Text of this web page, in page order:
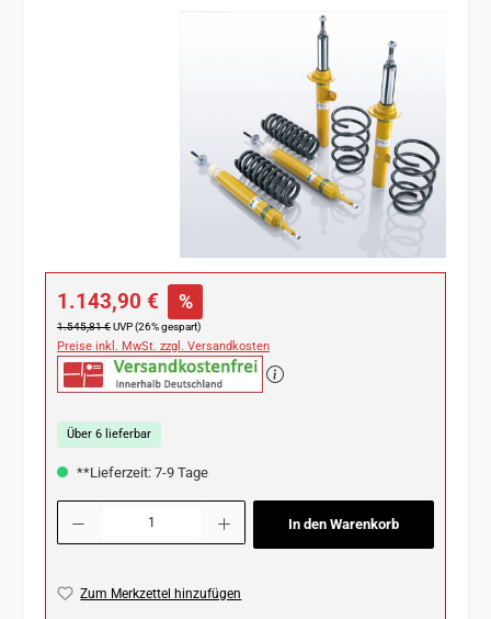
Verkaufspreis:
1.143,90 € %
Regulärer Preis:
1.545,81 €UVP (26% gespart)
Preise inkl. MwSt. zzgl. Versandkosten
Über 6 lieferbar
**Lieferzeit: 7-9 Tage
Produkt Anzahl: Gib den gewünschten Wert ein oder benutze die Schaltflächen
In den Warenkorb
Zum Merkzettel hinzufügen